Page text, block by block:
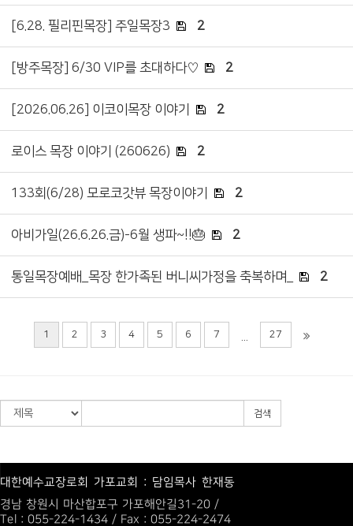
[6.28. 필리핀목장] 주일목장3 2
[방주목장] 6/30 VIP를 초대하다♡ 2
[2026.06.26] 이코이목장 이야기 2
로이스 목장 이야기 (260626) 2
133회(6/28) 모로코갓뷰 목장이야기 2
아비가일(26.6.26.금)-6월 생파~!!🎂 2
통일목장예배_목장 한가족된 버니씨가정을 축복하며_ 2
1 2 3 4 5 6 7 27
검색
대한예수교장로회 가포교회 : 담임목사 한재동
경남 창원시 마산합포구 가포해안길31-20 /
Tel : 055-224-1434 / Fax : 055-224-2474